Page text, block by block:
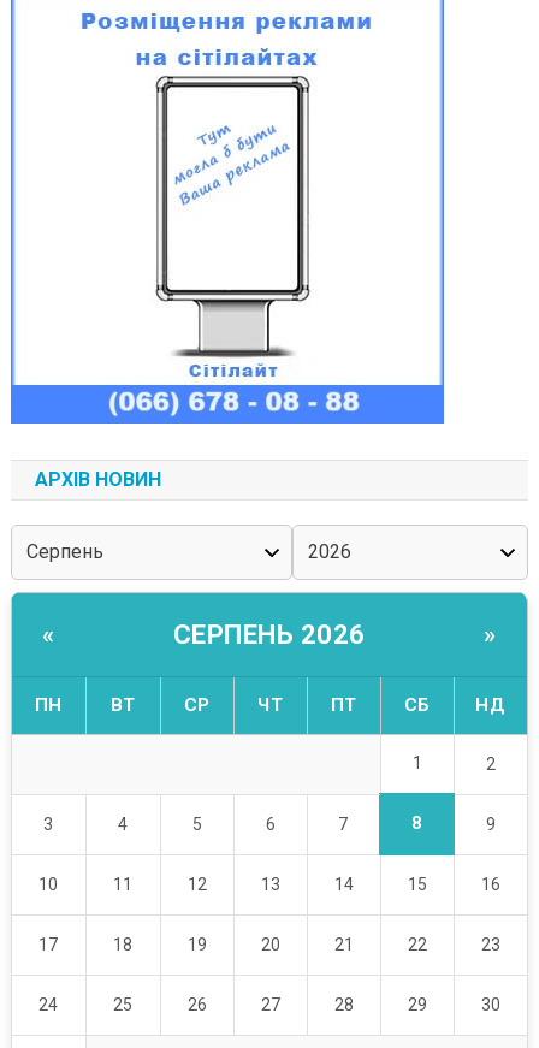
АРХІВ НОВИН
« СЕРПЕНЬ 2026 »
ПН ВТ СР ЧТ ПТ СБ НД
1 2
3 4 5 6 7 8 9
10 11 12 13 14 15 16
17 18 19 20 21 22 23
24 25 26 27 28 29 30